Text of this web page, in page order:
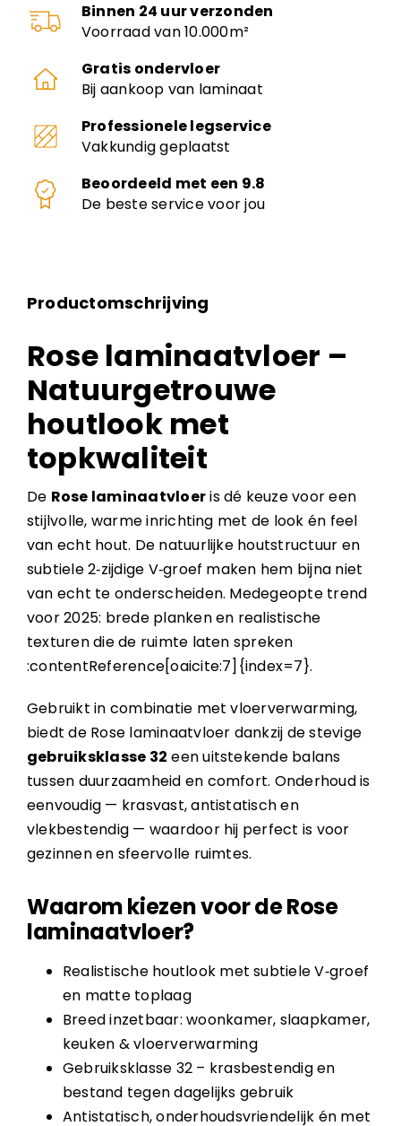
Binnen 24 uur verzonden
Voorraad van 10.000m²
Gratis ondervloer
Bij aankoop van laminaat
Professionele legservice
Vakkundig geplaatst
Beoordeeld met een 9.8
De beste service voor jou
Productomschrijving
Rose laminaatvloer –
Natuurgetrouwe
houtlook met
topkwaliteit
De Rose laminaatvloeris dé keuze voor een
stijlvolle, warme inrichting met de look én feel
van echt hout. De natuurlijke houtstructuur en
subtiele 2‑zijdige V‑groef maken hem bijna niet
van echt te onderscheiden. Medegeopte trend
voor 2025: brede planken en realistische
texturen die de ruimte laten spreken
:contentReference[oaicite:7]{index=7}.
Gebruikt in combinatie met vloerverwarming,
biedt de Rose laminaatvloer dankzij de stevige
gebruiksklasse 32 een uitstekende balans
tussen duurzaamheid en comfort. Onderhoud is
eenvoudig — krasvast, antistatisch en
vlekbestendig — waardoor hij perfect is voor
gezinnen en sfeervolle ruimtes.
Waarom kiezen voor de Rose
laminaatvloer?
Realistische houtlook met subtiele V‑groef
en matte toplaag
Breed inzetbaar: woonkamer, slaapkamer,
keuken & vloerverwarming
Gebruiksklasse 32 – krasbestendig en
bestand tegen dagelijks gebruik
Antistatisch, onderhoudsvriendelijk én met